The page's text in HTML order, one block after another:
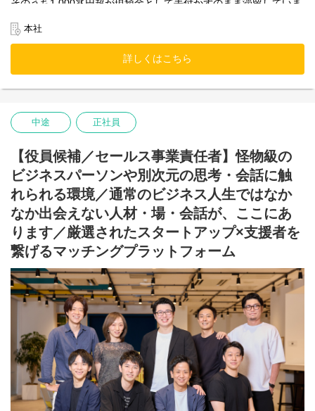
そのうち1,000兆円超が現預金として手付かずのまま滞留していま
も十分に活用されていません。これら“眠れるリソース”の活用こそ
スタートアップには、資金・人脈・ノウハウなど多様なリソース
が必要不可欠ですが、特に初期フェーズにおいては資金調達が大
速し、心理的負担も軽減できます。しかし、起業経験の浅い創業
者が、人脈やネットワークのみで本質的な支援者に出会うのは困
できない状況も少なくありません。
【支援者の視点】
ベンチャーキャピタルやエンジェル投資家の支援には、ビジネス
モデルの新規性・成長性だけでなく、起業家の人柄・情熱を見抜
く“目利き力”と高度な経験が求められます。その一方で、「応援し
て良かった」と思える起業家と出会える機会はごく限られていま
す。スタートアップ投資は多数の案件から一社の大きな成功に期
待する構造であり、ハイリスクです。このため、日本におけるス
タートアップ投資は国内外に比して発展途上の状況にあります。
【スタコネの存在意義】
日本を代表する大企業も、かつては小さなスタートアップでし
た。私たちスタートアップコネクト（スタコネ）は、“眠れるリソ
ース”と成長企業を効率よくマッチングし、起業家と支援者双方の
課題を解決するとともに、次世代のスタートアップと資金や知見
を持つ支援者をつなぐ「架け橋」となることをミッションとして
います。社会や産業の進化を促すため、持続的な成長支援を目指
しています。
本社
詳しくはこちら
中途 正社員
【役員候補／セールス事業責任者】怪物級の
ビジネスパーソンや別次元の思考・会話に触
れられる環境／通常のビジネス人生ではなか
なか出会えない人材・場・会話が、ここにあ
ります／厳選されたスタートアップ×支援者を
繋げるマッチングプラットフォーム